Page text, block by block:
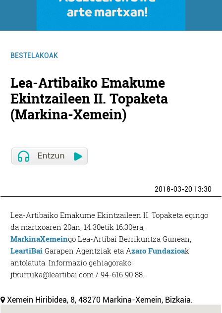
BESTELAKOAK
Lea-Artibaiko Emakume
Ekintzaileen II. Topaketa
(Markina-Xemein)
2018-03-20 13:30
Lea-Artibaiko Emakume Ekintzaileen II. Topaketa egingo
da martxoaren 20an, 14:30etik 16:30era,
MarkinaXemeingo Lea-Artibai Berrikuntza Gunean,
LeartiBai Garapen Agentziak eta Azaro Fundazioak
antolatuta. Informazio gehiagorako:
jtxurruka@leartibai.com / 94-616 90 88.
Xemein Hiribidea, 8, 48270 Markina-Xemein, Bizkaia.